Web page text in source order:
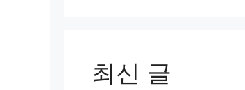
최신 글